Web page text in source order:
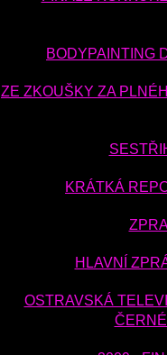
BODYPAINTING
ZE ZKOUŠKY ZA
KRÁTKÁ
HLAVNÍ
OSTRAVSKÁ